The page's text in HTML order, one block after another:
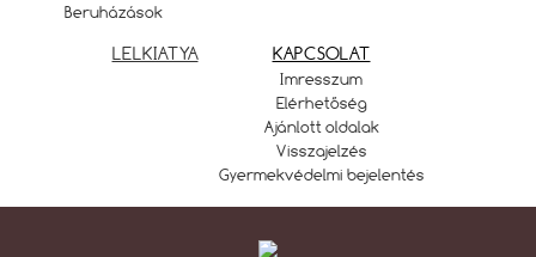
Beruházások
LELKIATYA KAPCSOLAT
Imresszum
Elérhetőség
Ajánlott oldalak
Visszajelzés
Gyermekvédelmi bejelentés